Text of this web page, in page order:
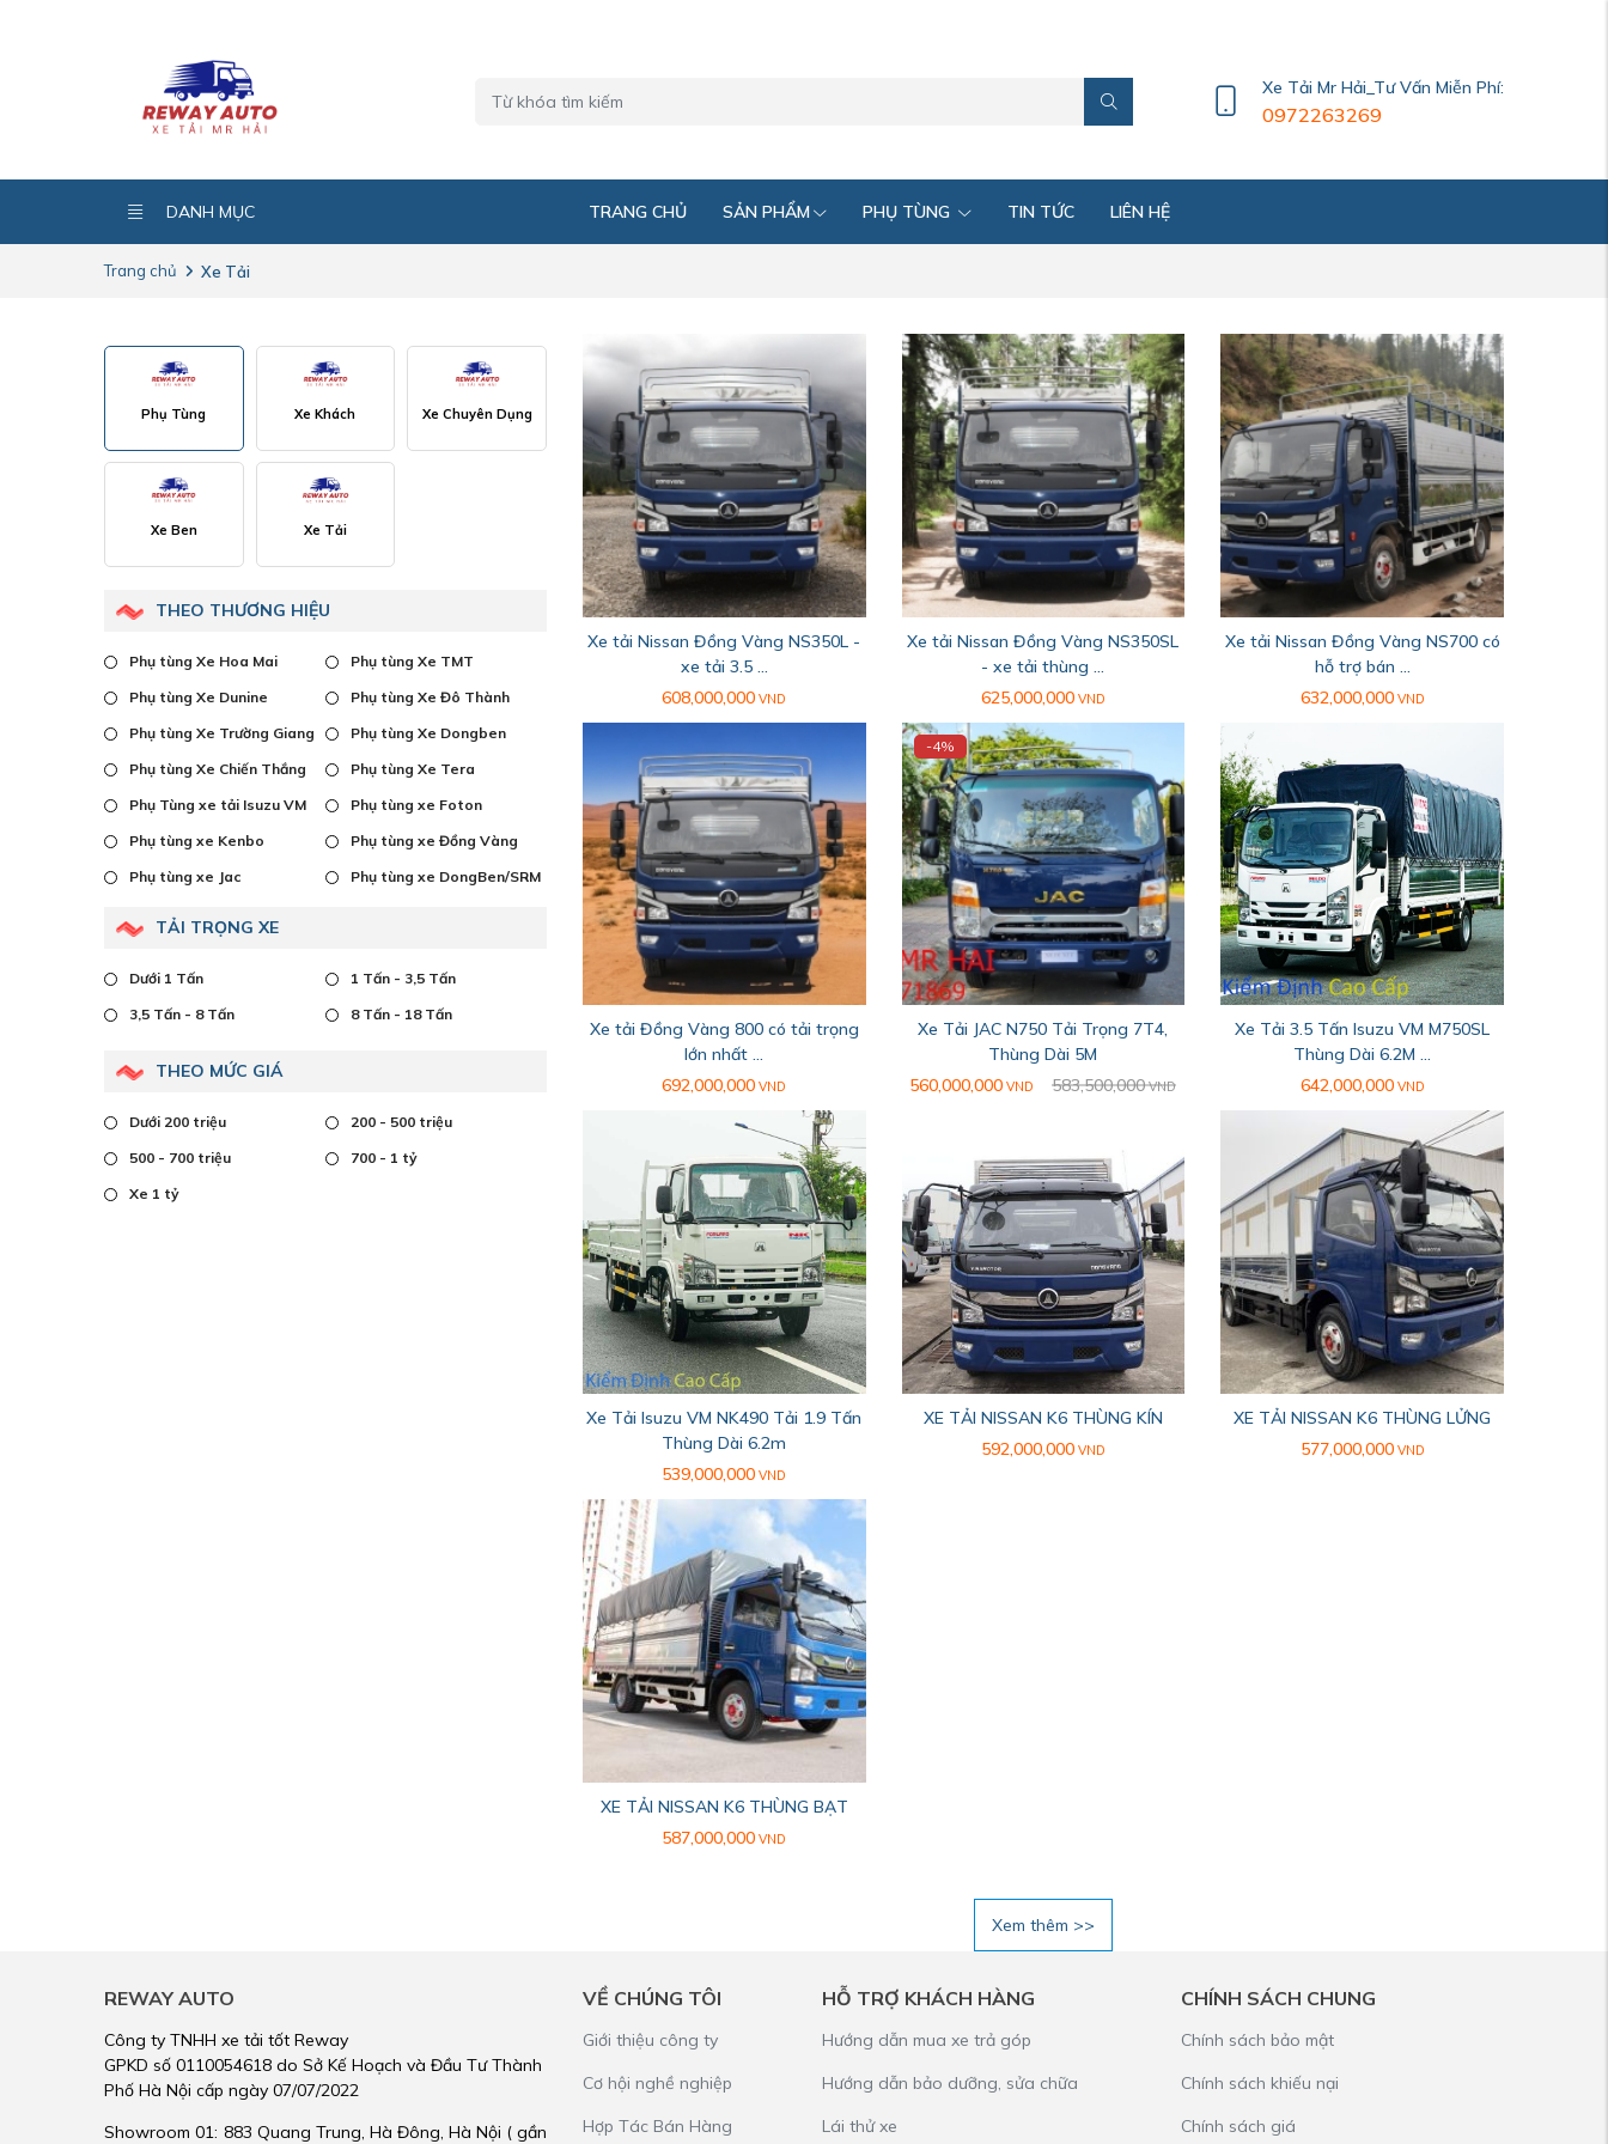
Xe Tải Mr Hải_Tư Vấn Miễn Phí:
0972263269
DANH MỤC TRANG CHỦ SẢN PHẨM PHỤ TÙNG TIN TỨC LIÊN HỆ
Trang chủ Xe Tải
Phụ Tùng Xe Khách Xe Chuyên Dụng
Xe Ben Xe Tải
THEO THƯƠNG HIỆU
Phụ tùng Xe Hoa Mai
Phụ tùng Xe TMT
Phụ tùng Xe Dunine
Phụ tùng Xe Đô Thành
Phụ tùng Xe Trường Giang
Phụ tùng Xe Dongben
Phụ tùng Xe Chiến Thắng
Phụ tùng Xe Tera
Phụ Tùng xe tải Isuzu VM
Phụ tùng xe Foton
Phụ tùng xe Kenbo
Phụ tùng xe Đồng Vàng
Phụ tùng xe Jac
Phụ tùng xe DongBen/SRM
TẢI TRỌNG XE
Dưới 1 Tấn
1 Tấn - 3,5 Tấn
3,5 Tấn - 8 Tấn
8 Tấn - 18 Tấn
THEO MỨC GIÁ
Dưới 200 triệu
200 - 500 triệu
500 - 700 triệu
700 - 1 tỷ
Xe 1 tỷ
Xe tải Nissan Đồng Vàng NS350L -
xe tải 3.5 ...
608,000,000 VND
Xe tải Nissan Đồng Vàng NS350SL
- xe tải thùng ...
625,000,000 VND
Xe tải Nissan Đồng Vàng NS700 có
hỗ trợ bán ...
632,000,000 VND
Xe tải Đồng Vàng 800 có tải trọng
lớn nhất ...
692,000,000 VND
-4%
Xe Tải JAC N750 Tải Trọng 7T4,
Thùng Dài 5M
560,000,000 VND 583,500,000 VND
Xe Tải 3.5 Tấn Isuzu VM M750SL
Thùng Dài 6.2M ...
642,000,000 VND
Xe Tải Isuzu VM NK490 Tải 1.9 Tấn
Thùng Dài 6.2m
539,000,000 VND
XE TẢI NISSAN K6 THÙNG KÍN
592,000,000 VND
XE TẢI NISSAN K6 THÙNG LỬNG
577,000,000 VND
XE TẢI NISSAN K6 THÙNG BẠT
587,000,000 VND
Xem thêm >>
REWAY AUTO
Công ty TNHH xe tải tốt Reway
GPKD số 0110054618 do Sở Kế Hoạch và Đầu Tư Thành
Phố Hà Nội cấp ngày 07/07/2022
Showroom 01: 883 Quang Trung, Hà Đông, Hà Nội ( gần
VỀ CHÚNG TÔI
Giới thiệu công ty
Cơ hội nghề nghiệp
Hợp Tác Bán Hàng
HỖ TRỢ KHÁCH HÀNG
Hướng dẫn mua xe trả góp
Hướng dẫn bảo dưỡng, sửa chữa
Lái thử xe
CHÍNH SÁCH CHUNG
Chính sách bảo mật
Chính sách khiếu nại
Chính sách giá